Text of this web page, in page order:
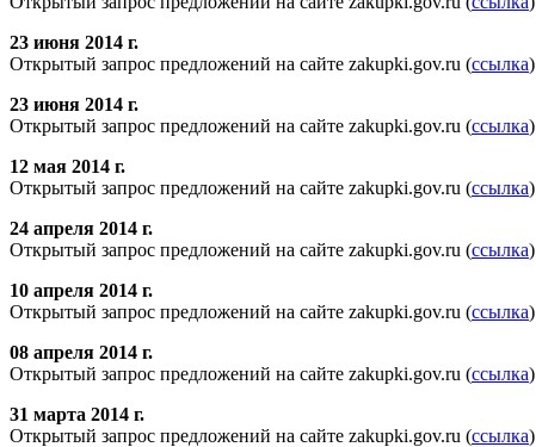
23 июня 2014 г.
Открытый запрос предложений на сайте zakupki.gov.ru (ссылка)
23 июня 2014 г.
Открытый запрос предложений на сайте zakupki.gov.ru (ссылка)
12 мая 2014 г.
Открытый запрос предложений на сайте zakupki.gov.ru (ссылка)
24 апреля 2014 г.
Открытый запрос предложений на сайте zakupki.gov.ru (ссылка)
10 апреля 2014 г.
Открытый запрос предложений на сайте zakupki.gov.ru (ссылка)
08 апреля 2014 г.
Открытый запрос предложений на сайте zakupki.gov.ru (ссылка)
31 марта 2014 г.
Открытый запрос предложений на сайте zakupki.gov.ru (ссылка)